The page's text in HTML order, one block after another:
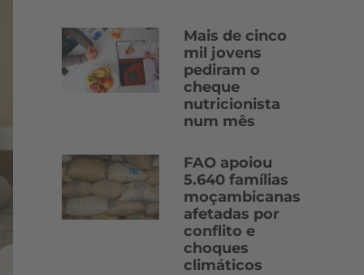
Mais de cinco
mil jovens
pediram o
cheque
nutricionista
num mês
FAO apoiou
5.640 famílias
moçambicanas
afetadas por
conflito e
choques
climáticos